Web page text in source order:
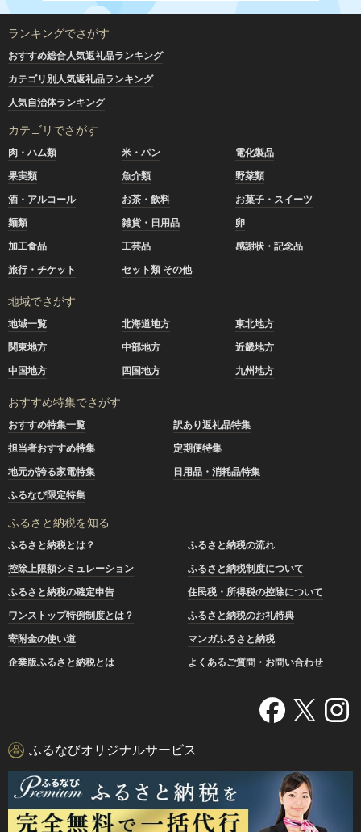
ランキングでさがす
おすすめ総合人気返礼品ランキング
カテゴリ別人気返礼品ランキング
人気自治体ランキング
カテゴリでさがす
肉・ハム類 米・パン
電化製品
果実類
魚介類
野菜類
酒・アルコール
お茶・飲料
お菓子・スイーツ
麺類
雑貨・日用品
卵
加工食品
工芸品
感謝状・記念品
旅行・チケット
セット類 その他
地域でさがす
地域一覧 北海道地方
東北地方
関東地方
中部地方
近畿地方
中国地方
四国地方 九州地方
おすすめ特集でさがす
おすすめ特集一覧
訳あり返礼品特集
担当者おすすめ特集
定期便特集
地元が誇る家電特集
日用品・消耗品特集
ふるなび限定特集
ふるさと納税を知る
ふるさと納税とは？
ふるさと納税の流れ
控除上限額シミュレーション
ふるさと納税制度について
ふるさと納税の確定申告
住民税・所得税の控除について
ワンストップ特例制度とは？
ふるさと納税のお礼特典
寄附金の使い道
マンガふるさと納税
企業版ふるさと納税とは
よくあるご質問・お問い合わせ
ふるなびオリジナルサービス